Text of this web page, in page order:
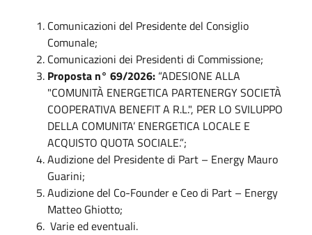
Comunicazioni del Presidente del Consiglio
Comunale;
Comunicazioni dei Presidenti di Commissione;
Proposta n° 69/2026: “ADESIONE ALLA
"COMUNITÀ ENERGETICA PARTENERGY SOCIETÀ
COOPERATIVA BENEFIT A R.L.", PER LO SVILUPPO
DELLA COMUNITA’ ENERGETICA LOCALE E
ACQUISTO QUOTA SOCIALE.”;
Audizione del Presidente di Part – Energy Mauro
Guarini;
Audizione del Co-Founder e Ceo di Part – Energy
Matteo Ghiotto;
Varie ed eventuali.